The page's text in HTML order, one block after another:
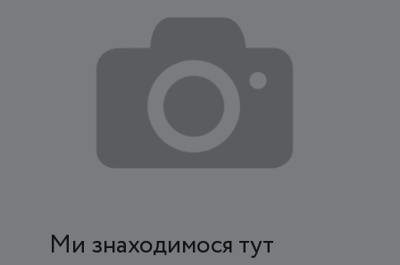
Ми знаходимося тут